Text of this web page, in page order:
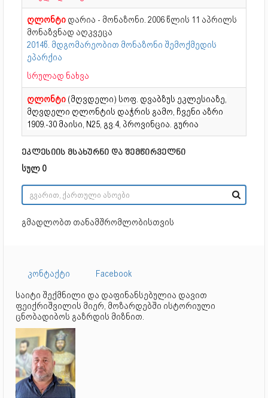
ღლონტი დარია - მონაზონი. 2006 წლის 11 აპრილს
მონაზვნად აღკვეცა
2014წ. მდგომარეობით მონაზონი შემოქმედის
ეპარქია
სრულად ნახვა
ღლონტი (მღვდელი) სოფ. დვაბზუს ეკლესიაზე,
მღვდელი ღლონტის დაჭრის გამო, ჩვენი აზრი
1909.-30 მაისი, N25, გვ.4, პროვინცია. გურია
ეკლესიის მსახურნი და შემწირველნი
სულ 0
გმადლობთ თანამშრომლობისთვის
კონტაქტი
Facebook
საიტი შექმნილი და დაფინანსებულია დავით
ფეიქრიშვილის მიერ, მოზარდებში ისტორიული
ცნობადიბოს გაზრდის მიზნით.